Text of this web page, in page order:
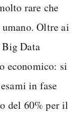
rare che
Oltre ai
Data
economico: si
in fase
del 60% per il